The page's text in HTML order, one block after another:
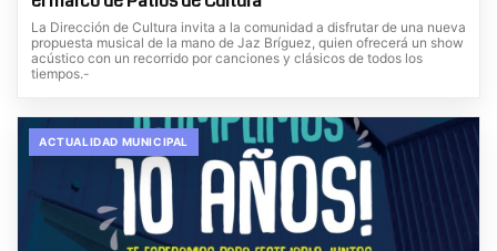
La Dirección de Cultura invita a la comunidad a disfrutar de una nueva
propuesta musical de la mano de Jaz Bríguez, quien ofrecerá un show
acústico con un recorrido por canciones y clásicos de todos los
tiempos.-
ACTUALIDAD MUNICIPAL